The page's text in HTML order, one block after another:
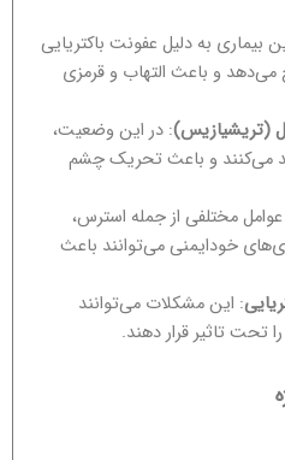
بیماری به دلیل عفونت باکتریایی
می‌دهد و باعث التهاب و قرمزی
(تریشیازیس): در این وضعیت،
می‌کنند و باعث تحریک چشم
مختلفی از جمله استرس،
خودایمنی می‌توانند باعث
: این مشکلات می‌توانند
تحت تاثیر قرار دهند.